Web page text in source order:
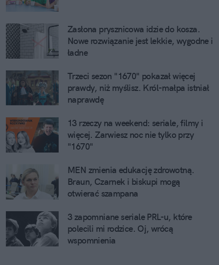
Zasłona prysznicowa idzie do kosza.
Nowe rozwiązanie jest lekkie, wygodne i
ładne
Trzeci sezon "1670" pokazał więcej
prawdy, niż myślisz. Król-małpa istniał
naprawdę
13 rzeczy na weekend: seriale, filmy i
więcej. Zarwiesz noc nie tylko przy
"1670"
MEN zmienia edukację zdrowotną.
Braun, Czarnek i biskupi mogą
otwierać szampana
3 zapomniane seriale PRL-u, które
polecili mi rodzice. Oj, wrócą
wspomnienia